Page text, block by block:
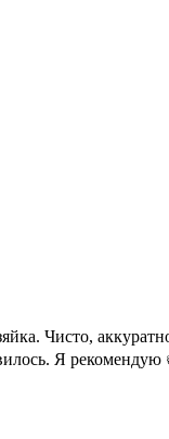
Чисто,
Я рекомендую